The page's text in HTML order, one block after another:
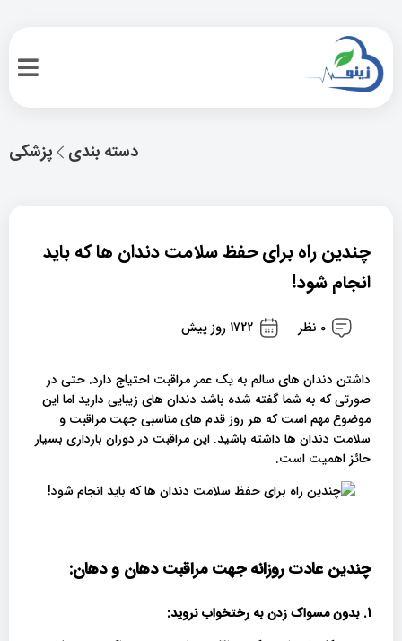
پزشکی دسته بندی
چندین راه برای حفظ سلامت دندان ها که باید
انجام شود!
0 نظر 1722 روز پیش
داشتن دندان های سالم به یک عمر مراقبت احتیاج دارد. حتی در
صورتی که به شما گفته شده باشد دندان های زیبایی دارید اما این
موضوع مهم است که هر روز قدم های مناسبی جهت مراقبت و
سلامت دندان ها داشته باشید. این مراقبت در دوران بارداری بسیار
حائز اهمیت است.
چندین عادت روزانه جهت مراقبت دهان و دهان:
1. بدون مسواک زدن به رختخواب نروید: